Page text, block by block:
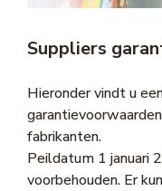
Suppliers
Hieronder vindt u
fabrikanten.
Peildatum 1 januari
voorbehouden. Er